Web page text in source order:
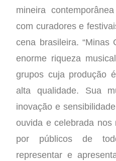
mineira
com curadores e
cena brasileira. “Minas
enorme riqueza
grupos cuja produção
alta qualidade. Sua
inovação e
ouvida e celebrada
por públicos de
representar e